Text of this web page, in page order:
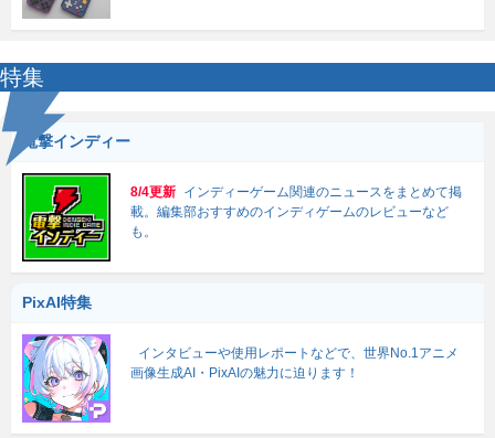
特集
電撃インディー
8/4更新 インディーゲーム関連のニュースをまとめて掲
載。編集部おすすめのインディゲームのレビューなど
も。
PixAI特集
インタビューや使用レポートなどで、世界No.1アニメ
画像生成AI・PixAIの魅力に迫ります！